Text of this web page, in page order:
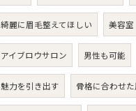
綺麗に眉毛整えてほしい 美容室
アイブロウサロン 男性も可能
魅力を引き出す 骨格に合わせ